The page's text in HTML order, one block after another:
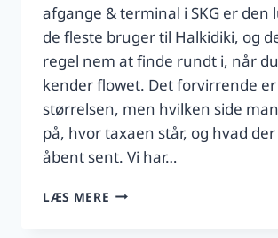
afgange & terminal i SKG er den
de fleste bruger til Halkidiki, og
regel nem at finde rundt i, når
kender flowet. Det forvirrende
størrelsen, men hvilken side
på, hvor taxaen står, og hvad
åbent sent. Vi har…
LÆS MERE THESSALONIKI